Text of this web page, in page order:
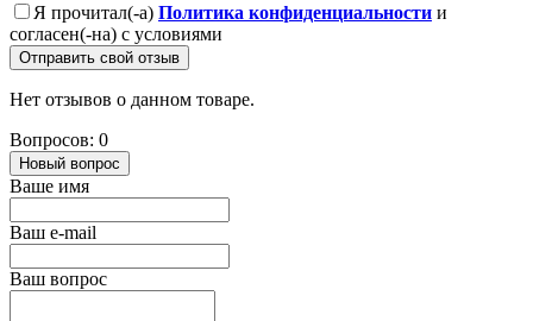
Я прочитал(-а) Политика конфиденциальности и
согласен(-на) с условиями
Отправить свой отзыв
Нет отзывов о данном товаре.
Вопросов: 0
Новый вопрос
Ваше имя
Ваш e-mail
Ваш вопрос